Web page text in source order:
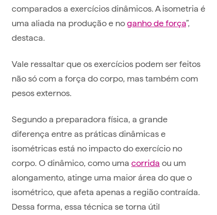
comparados a exercícios dinâmicos. A isometria é
uma aliada na produção e noganho de força”,
destaca.
Vale ressaltar que os exercícios podem ser feitos
não só com a força do corpo, mas também com
pesos externos.
Segundo a preparadora física, a grande
diferença entre as práticas dinâmicas e
isométricas está no impacto do exercício no
corpo. O dinâmico, como uma corrida ou um
alongamento, atinge uma maior área do que o
isométrico, que afeta apenas a região contraída.
Dessa forma, essa técnica se torna útil